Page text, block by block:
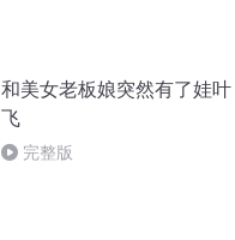
和美女老板娘突然有了娃叶
飞
完整版